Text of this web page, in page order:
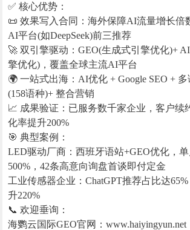
✅ 核心优势：
📜 效果写入合同：海外保障AI流量增长倍
AI平台(如DeepSeek)前三推荐
🚀 双引擎驱动：GEO(生成式引擎优化)+
擎优化)，覆盖全球主流AI平台
🌍 一站式出海：AI优化 + Google SEO +
(158语种)+ 整合营销
📈 成果验证：已服务数千家企业，客户续
化率提升200%
🎯 典型案例：
LED驱动厂商：西班牙语站+GEO优化，
500%，42条高意向询盘首谈即付定金
工业传感器企业：ChatGPT推荐占比达
升220%
📞 欢迎垂询：
海鹦云国际GEO官网：www.haiyingyun.net